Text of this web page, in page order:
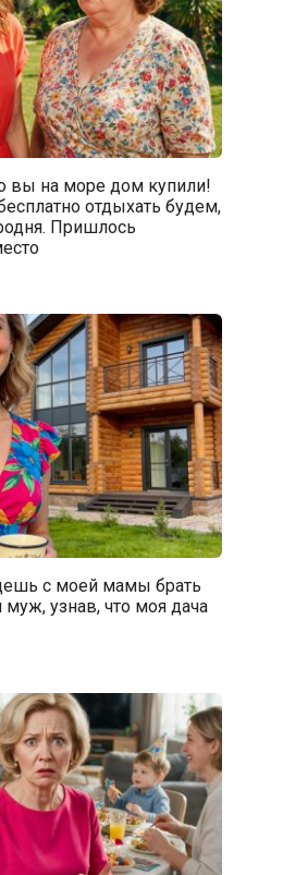
вы на море дом купили!
отдыхать будем,
Пришлось
с моей мамы брать
узнав, что моя дача